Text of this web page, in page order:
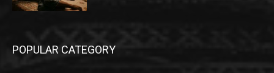
POPULAR CATEGORY